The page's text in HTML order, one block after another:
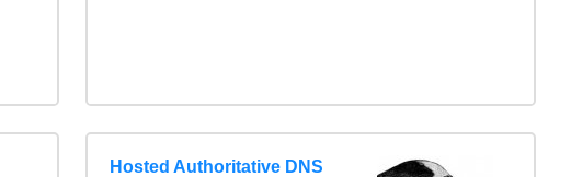
Hosted Authoritative DNS